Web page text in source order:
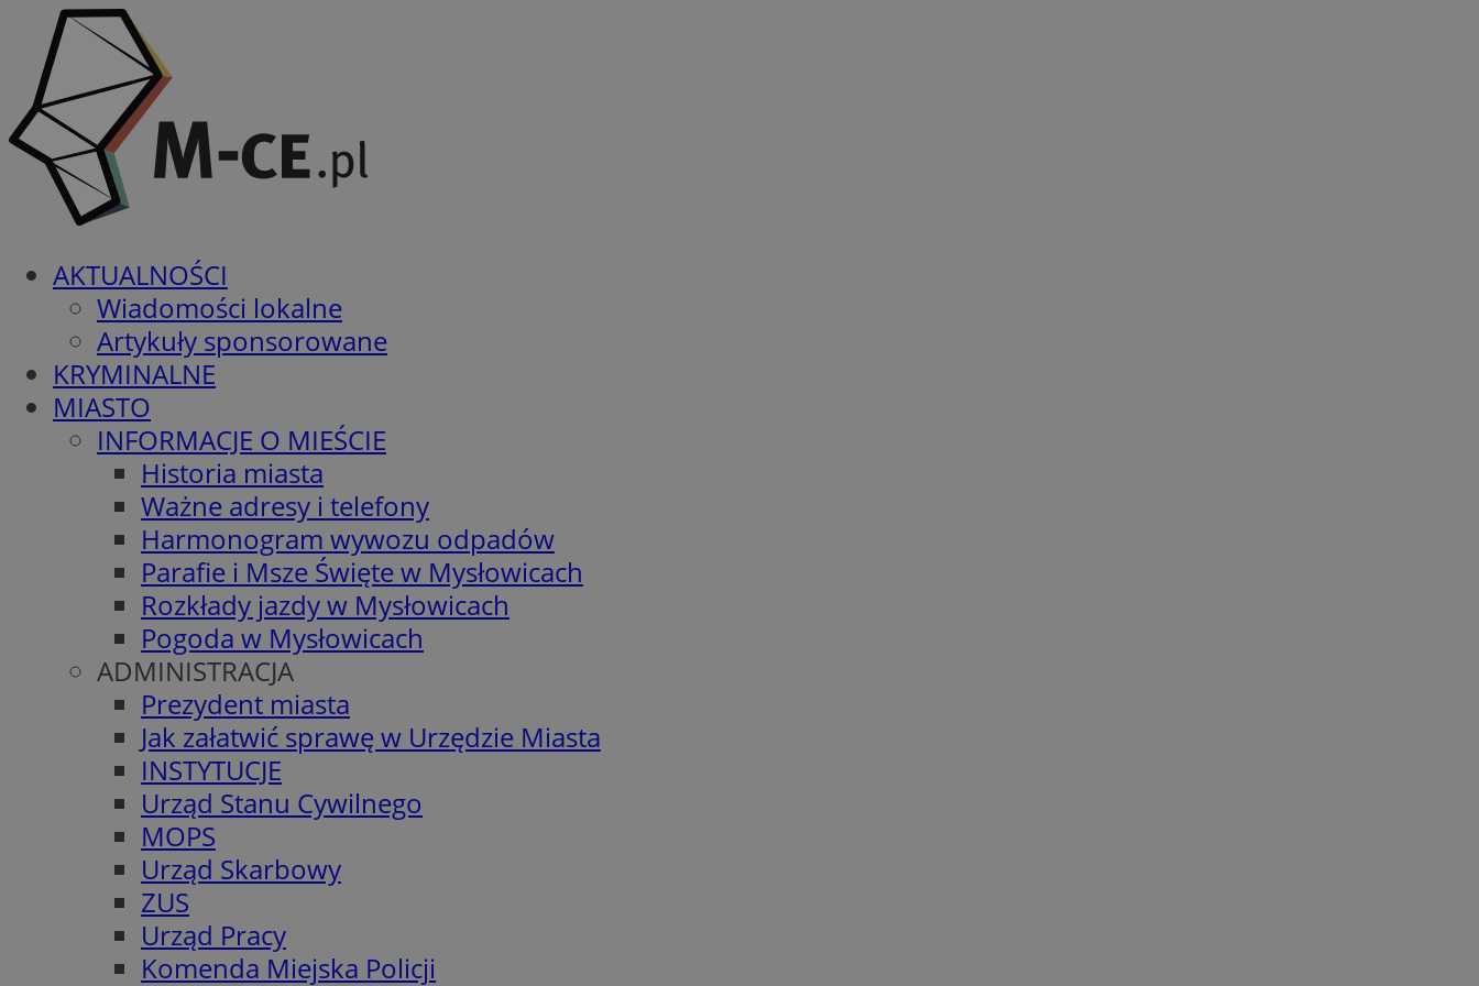
AKTUALNOŚCI
Wiadomości lokalne
Artykuły sponsorowane
KRYMINALNE
MIASTO
INFORMACJE O MIEŚCIE
Historia miasta
Ważne adresy i telefony
Harmonogram wywozu odpadów
Parafie i Msze Święte w Mysłowicach
Rozkłady jazdy w Mysłowicach
Pogoda w Mysłowicach
ADMINISTRACJA
Prezydent miasta
Jak załatwić sprawę w Urzędzie Miasta
INSTYTUCJE
Urząd Stanu Cywilnego
MOPS
Urząd Skarbowy
ZUS
Urząd Pracy
Komenda Miejska Policji